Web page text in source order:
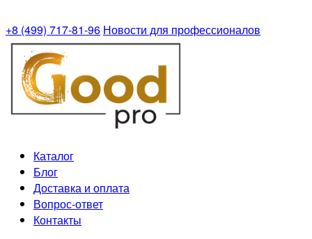
+8 (499) 717-81-96 Новости для профессионалов
Каталог
Блог
Доставка и оплата
Вопрос-ответ
Контакты